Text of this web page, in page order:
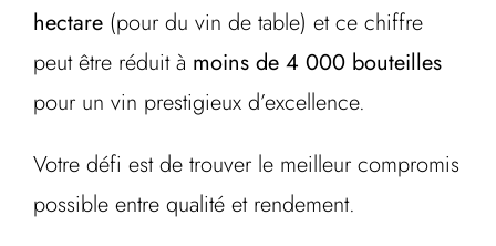
hectare (pour du vin de table) et ce chiffre
peut être réduit à moins de 4 000 bouteilles
pour un vin prestigieux d’excellence.
Votre défi est de trouver le meilleur compromis
possible entre qualité et rendement.